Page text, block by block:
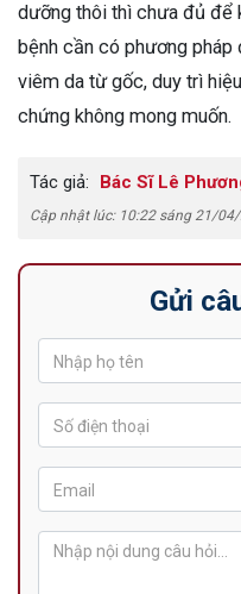
dưỡng thôi thì chưa đủ để
bệnh cần có phương
viêm da từ gốc, duy trì
chứng không mong muốn.
Tác giả: Bác Sĩ Lê
Cập nhật lúc: 10:22 sáng 21/
Gửi